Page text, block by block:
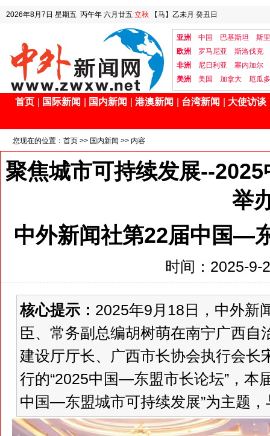
2026年8月7日 星期五 丙午年 六月廿五 立秋 【马】乙未月 癸丑日
亚洲 中国 巴基斯坦
斯
欧洲
罗马尼亚
斯洛伐克
非洲
尼日利亚
塞内加尔
美洲
美国 加拿大 厄瓜
首页 国际新闻 国内新闻 港澳新闻 台湾新闻 大使访谈
您现在的位置： 首页 >> 国内新闻 >> 内容
聚焦城市可持续发展--
举
中外新闻社第22届中国—
时间：2025-9-
核心提示： 2025年9月18日，中外新
臣、常务副总编胡树萌在南宁广西
建设厅厅长、广西市长协会执行会长
行的“2025中国—东盟市长论坛”，
中国—东盟城市可持续发展”为主题